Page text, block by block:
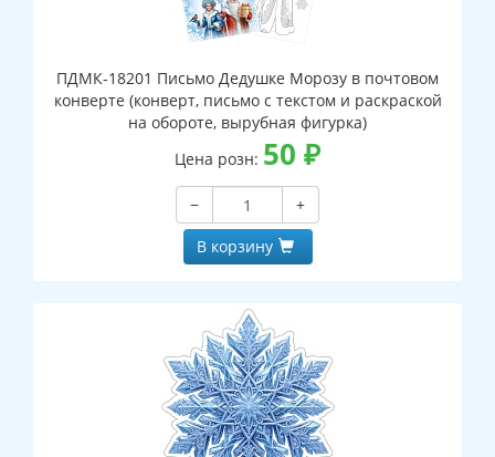
ПДМК-18201 Письмо Дедушке Морозу в почтовом
конверте (конверт, письмо с текстом и раскраской
на обороте, вырубная фигурка)
Цена розн: 50 ₽
−
+
В корзину